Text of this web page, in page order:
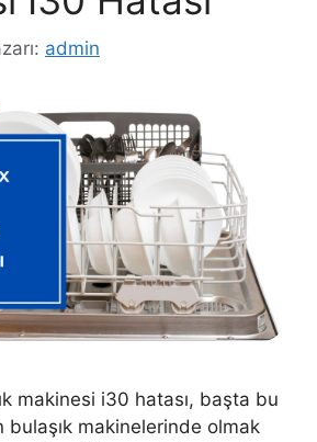
admin
makinesi i30 hatası, başta bu
bulaşık makinelerinde olmak